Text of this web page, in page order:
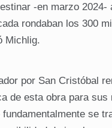
-en marzo 2024-
rondaban los 300
Michlig.
por San Cristóbal
de esta obra para sus
fundamentalmente se